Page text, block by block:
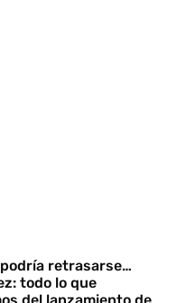
podría retrasarse…
todo lo que